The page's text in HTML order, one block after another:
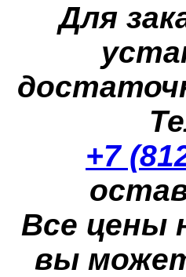
Для
+7
Все цены
вы